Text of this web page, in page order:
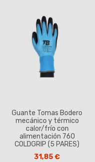
Guante Tomas Bodero
mecánico y térmico
calor/frío con
alimentación 760
COLDGRIP (5 PARES)
31,85 €